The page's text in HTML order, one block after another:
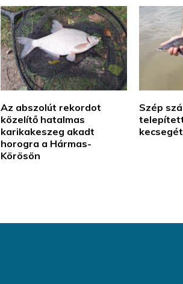
Az abszolút rekordot
közelítő hatalmas
karikakeszeg akadt
horogra a Hármas-
Körösön
Szép